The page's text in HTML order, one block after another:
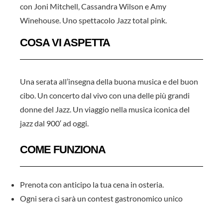
con Joni Mitchell, Cassandra Wilson e Amy
Winehouse. Uno spettacolo Jazz total pink.
COSA VI ASPETTA
Una serata all’insegna della buona musica e del buon
cibo. Un concerto dal vivo con una delle più grandi
donne del Jazz. Un viaggio nella musica iconica del
jazz dal 900′ ad oggi.
COME FUNZIONA
Prenota con anticipo la tua cena in osteria.
Ogni sera ci sarà un contest gastronomico unico